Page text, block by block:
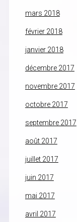
mars 2018
février 2018
janvier 2018
décembre 2017
novembre 2017
octobre 2017
septembre 2017
août 2017
juillet 2017
juin 2017
mai 2017
avril 2017